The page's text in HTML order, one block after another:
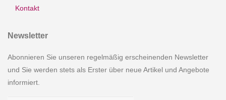
Kontakt
Newsletter
Abonnieren Sie unseren regelmäßig erscheinenden Newsletter
und Sie werden stets als Erster über neue Artikel und Angebote
informiert.